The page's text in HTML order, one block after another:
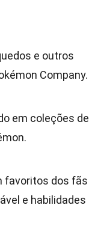
e outros
Company.
em coleções de
favoritos dos fãs
e habilidades